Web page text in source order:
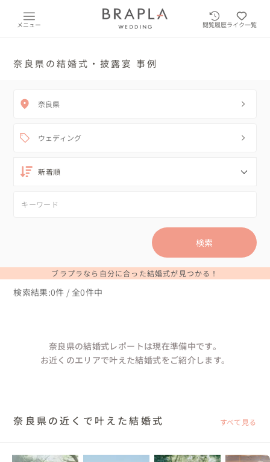
メニュー 閲覧履歴ライク一覧
奈良県の結婚式・披露宴 事例
奈良県
ウェディング
検索
ブラプラなら自分に合った結婚式が見つかる！
検索結果:0件 / 全0件中
奈良県の結婚式レポートは現在準備中です。
お近くのエリアで叶えた結婚式をご紹介します。
奈良県の近くで叶えた結婚式 すべて見る